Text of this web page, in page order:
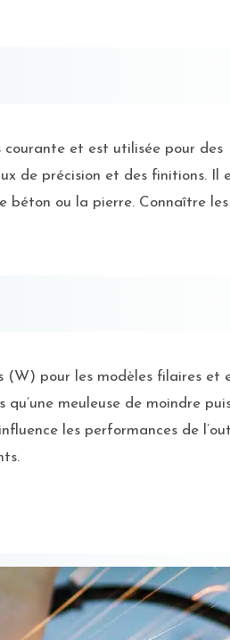
courante et est utilisée pour des
de précision et des finitions. Il
béton ou la pierre. Connaître les
(W) pour les modèles filaires et
meuleuse de moindre
les performances de